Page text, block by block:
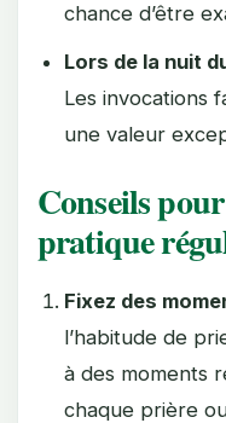
chance d’être
Lors de la nuit
Les invocations
une valeur
Conseils
pratique
Fixez des
l’habitude de
à des moments
chaque prière